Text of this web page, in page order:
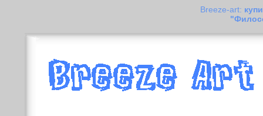
Breeze-art: